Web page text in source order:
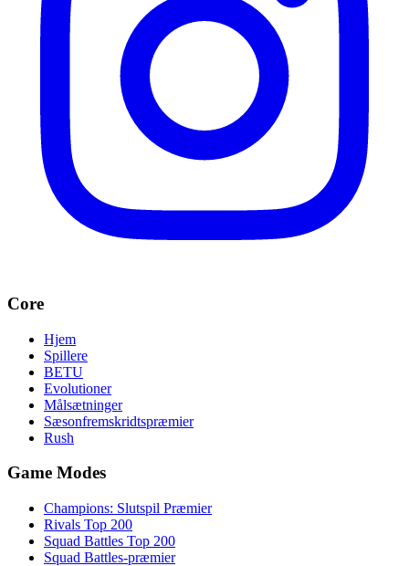
Core
Hjem
Spillere
BETU
Evolutioner
Målsætninger
Sæsonfremskridtspræmier
Rush
Game Modes
Champions: Slutspil Præmier
Rivals Top 200
Squad Battles Top 200
Squad Battles-præmier